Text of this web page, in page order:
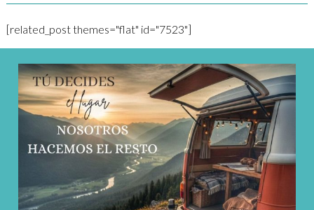
[related_post themes="flat" id="7523"]